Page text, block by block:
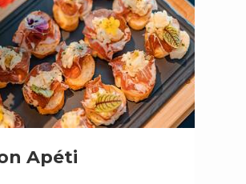
Apéti